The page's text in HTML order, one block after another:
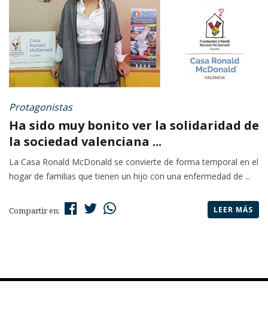
Protagonistas
Ha sido muy bonito ver la solidaridad de
la sociedad valenciana ...
La Casa Ronald McDonald se convierte de forma temporal en el
hogar de familias que tienen un hijo con una enfermedad de ...
Compartir en: LEER MÁS